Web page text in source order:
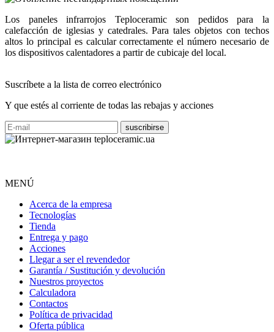
Los paneles infrarrojos Teploceramic son pedidos para la
calefacción de iglesias y catedrales. Para tales objetos con techos
altos lo principal es calcular correctamente el número necesario de
los dispositivos calentadores a partir de cubicaje del local.
Suscríbete a la lista de correo electrónico
Y que estés al corriente de todas las rebajas y acciones
MENÚ
Acerca de la empresa
Tecnologías
Tienda
Entrega y pago
Acciones
Llegar a ser el revendedor
Garantía / Sustitución y devolución
Nuestros proyectos
Calculadora
Contactos
Política de privacidad
Oferta pública